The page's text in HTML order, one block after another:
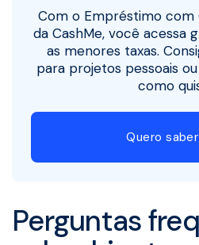
Com o Empréstimo com
da CashMe, você acessa
as menores taxas.
para projetos pessoais
como
Quero
Perguntas